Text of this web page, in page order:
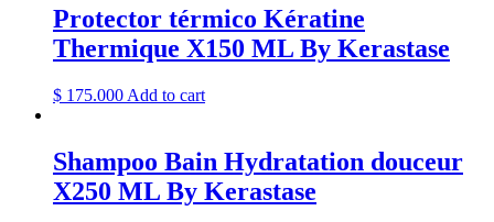
Protector térmico Kératine
Thermique X150 ML By Kerastase
$ 175.000 Add to cart
Shampoo Bain Hydratation douceur
X250 ML By Kerastase